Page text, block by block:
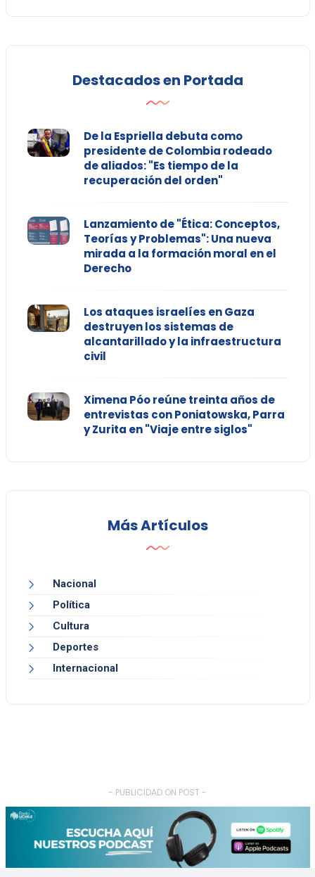
Destacados en Portada
De la Espriella debuta como
presidente de Colombia rodeado
de aliados: "Es tiempo de la
recuperación del orden"
Lanzamiento de "Ética: Conceptos,
Teorías y Problemas": Una nueva
mirada a la formación moral en el
Derecho
Los ataques israelíes en Gaza
destruyen los sistemas de
alcantarillado y la infraestructura
civil
Ximena Póo reúne treinta años de
entrevistas con Poniatowska, Parra
y Zurita en "Viaje entre siglos"
Más Artículos
Nacional
Política
Cultura
Deportes
Internacional
- PUBLICIDAD ON POST -